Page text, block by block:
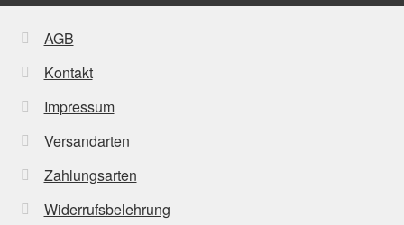
AGB
Kontakt
Impressum
Versandarten
Zahlungsarten
Widerrufsbelehrung